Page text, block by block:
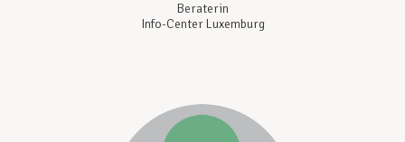
Beraterin
Info-Center Luxemburg